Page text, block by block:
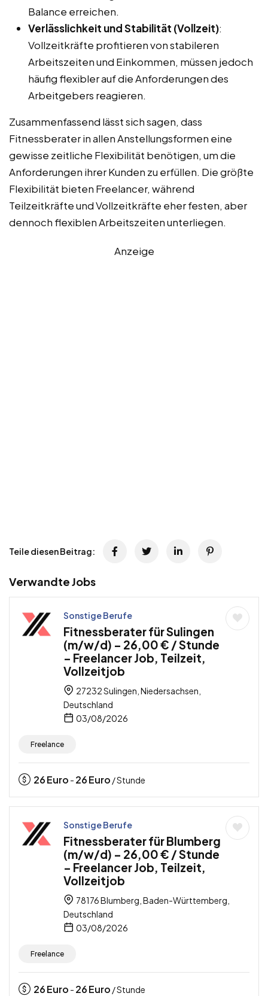
Balance erreichen.
Verlässlichkeit und Stabilität (Vollzeit):
Vollzeitkräfte profitieren von stabileren
Arbeitszeiten und Einkommen, müssen jedoch
häufig flexibler auf die Anforderungen des
Arbeitgebers reagieren.
Zusammenfassend lässt sich sagen, dass
Fitnessberater in allen Anstellungsformen eine
gewisse zeitliche Flexibilität benötigen, um die
Anforderungen ihrer Kunden zu erfüllen. Die größte
Flexibilität bieten Freelancer, während
Teilzeitkräfte und Vollzeitkräfte eher festen, aber
dennoch flexiblen Arbeitszeiten unterliegen.
Anzeige
Teile diesen Beitrag:
Verwandte Jobs
Sonstige Berufe
Fitnessberater für Sulingen
(m/w/d) – 26,00 € / Stunde
– Freelancer Job, Teilzeit,
Vollzeitjob
27232 Sulingen, Niedersachsen,
Deutschland
03/08/2026
Freelance
26Euro - 26Euro / Stunde
Sonstige Berufe
Fitnessberater für Blumberg
(m/w/d) – 26,00 € / Stunde
– Freelancer Job, Teilzeit,
Vollzeitjob
78176 Blumberg, Baden-Württemberg,
Deutschland
03/08/2026
Freelance
26Euro - 26Euro / Stunde